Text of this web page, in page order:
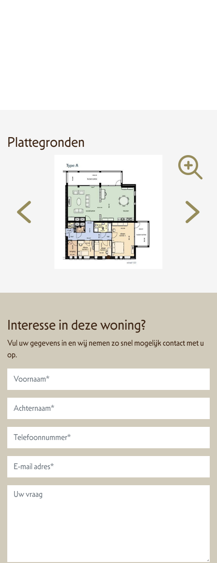
Plattegronden
Interesse in deze woning?
Vul uw gegevens in en wij nemen zo snel mogelijk contact met u
op.